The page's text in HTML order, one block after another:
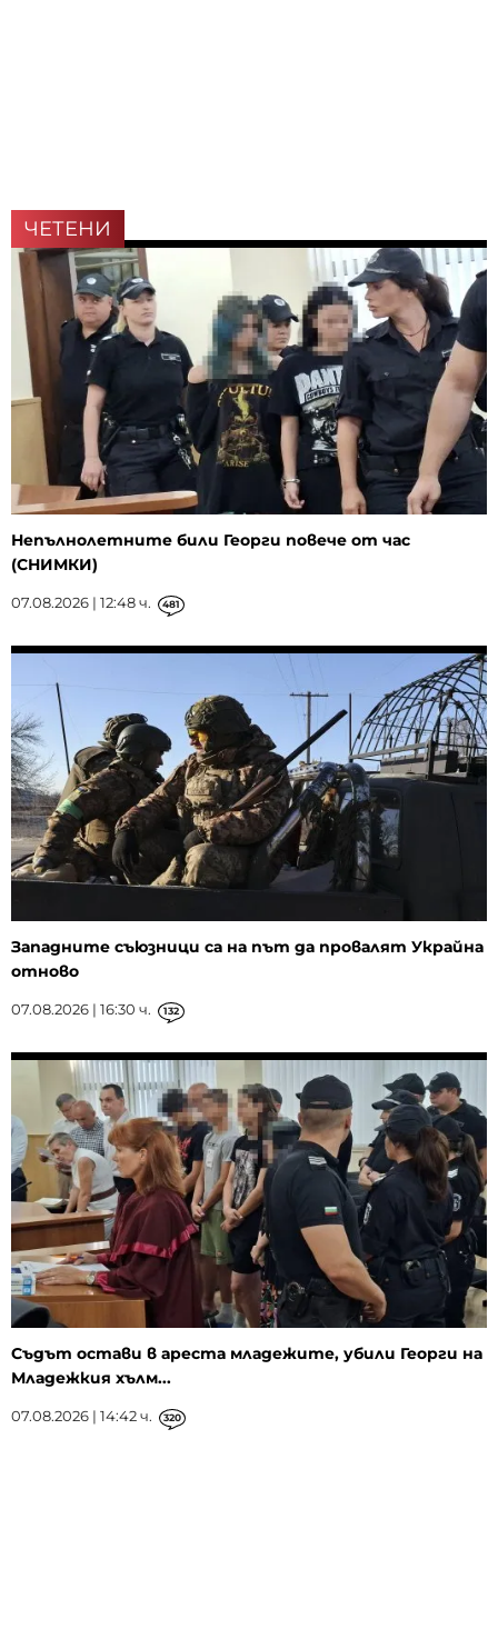
ЧЕТЕНИ
Непълнолетните били Георги повече от час
(СНИМКИ)
07.08.2026 | 12:48 ч. 481
Западните съюзници са на път да провалят Украйна
отново
07.08.2026 | 16:30 ч. 132
Съдът остави в ареста младежите, убили Георги на
Младежкия хълм...
07.08.2026 | 14:42 ч. 320